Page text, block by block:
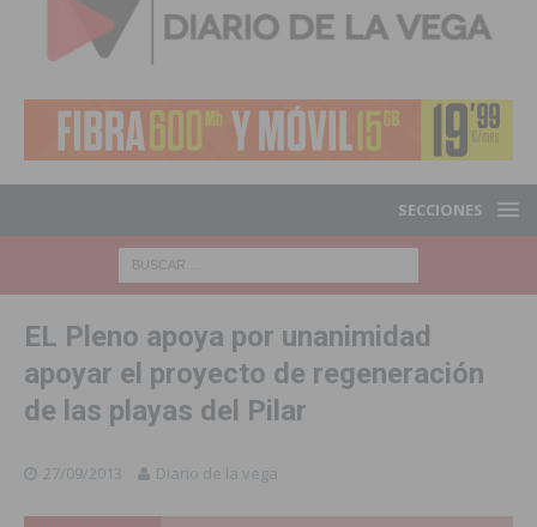
SECCIONES
EL Pleno apoya por unanimidad
apoyar el proyecto de regeneración
de las playas del Pilar
27/09/2013 Diario de la vega